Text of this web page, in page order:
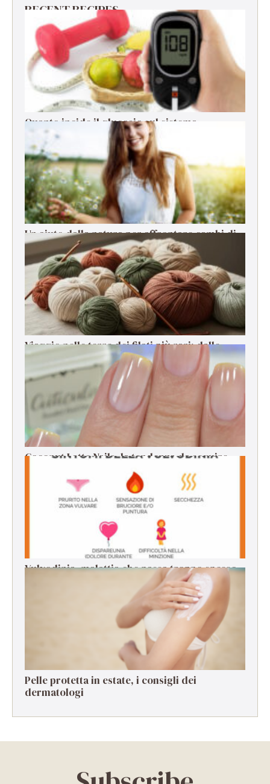
RECENT RECIPES
Quanto incide il glucosio sul sistema
immunitario?
Un aiuto dalla natura per affrontare cambi di
stagione, stress e cali di energia
Viaggio nelle terre dei filati più rari: dalle
origini alla filatura
Coconut Latte Nails, la tendenza da seguire
Vulvodinia, malattia che passa troppo spesso
Pelle protetta in estate, i consigli dei
dermatologi